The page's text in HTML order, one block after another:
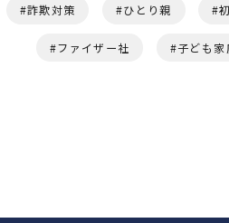
詐欺対策 ひとり親
ファイザー社 子ども